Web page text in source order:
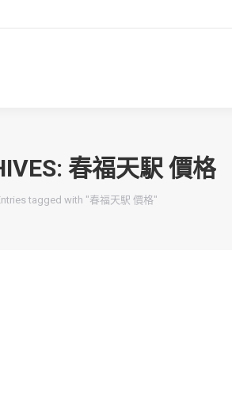
春福天駅 價格
tagged with "春福天駅 價格"